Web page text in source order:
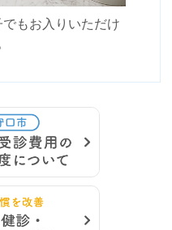
もお入りいただけ